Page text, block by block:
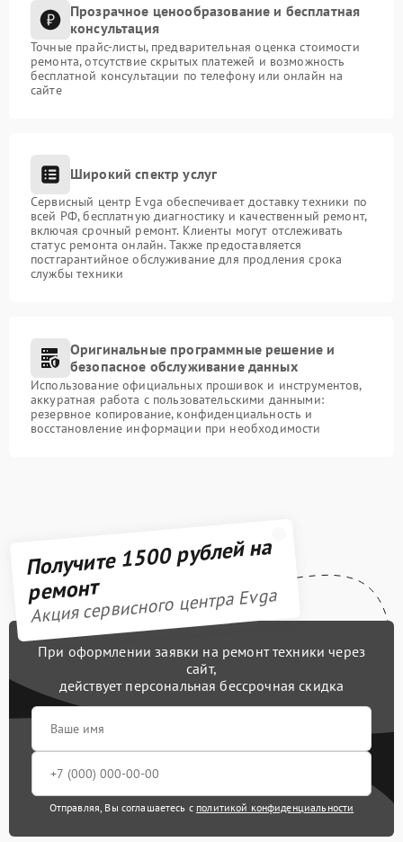
Прозрачное ценообразование и бесплатная
консультация
Точные прайс-листы, предварительная оценка стоимости
ремонта, отсутствие скрытых платежей и возможность
бесплатной консультации по телефону или онлайн на
сайте
Широкий спектр услуг
Сервисный центр Evga обеспечивает доставку техники по
всей РФ, бесплатную диагностику и качественный ремонт,
включая срочный ремонт. Клиенты могут отслеживать
статус ремонта онлайн. Также предоставляется
постгарантийное обслуживание для продления срока
службы техники
Оригинальные программные решение и
безопасное обслуживание данных
Использование официальных прошивок и инструментов,
аккуратная работа с пользовательскими данными:
резервное копирование, конфиденциальность и
восстановление информации при необходимости
Получите 1500 рублей на
ремонт
Акция сервисного центра Evga
При оформлении заявки на ремонт техники через
сайт,
действует персональная бессрочная скидка
Отправляя, Вы соглашаетесь с политикой конфиденциальности